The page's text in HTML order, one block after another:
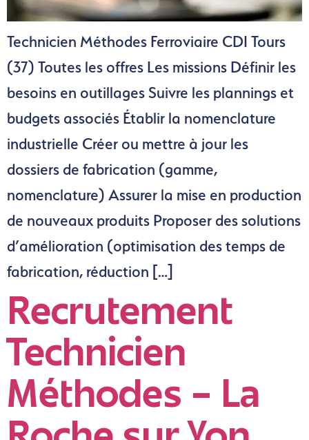
Technicien Méthodes Ferroviaire CDI Tours
(37) Toutes les offres Les missions Définir les
besoins en outillages Suivre les plannings et
budgets associés Établir la nomenclature
industrielle Créer ou mettre à jour les
dossiers de fabrication (gamme,
nomenclature) Assurer la mise en production
de nouveaux produits Proposer des solutions
d’amélioration (optimisation des temps de
fabrication, réduction […]
Recrutement
Technicien
Méthodes – La